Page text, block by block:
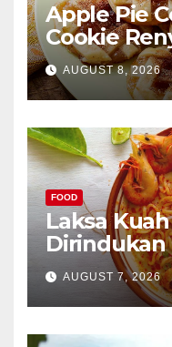
Apple Pie
Cookie
AUGUST 8, 2026
FOOD
Laksa
Dirindukan
AUGUST 7, 2026